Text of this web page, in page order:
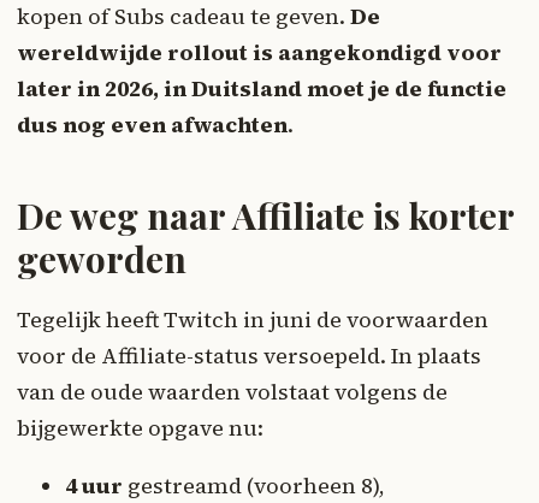
kopen of Subs cadeau te geven. De
wereldwijde rollout is aangekondigd voor
later in 2026, in Duitsland moet je de functie
dus nog even afwachten.
De weg naar Affiliate is korter
geworden
Tegelijk heeft Twitch in juni de voorwaarden
voor de Affiliate-status versoepeld. In plaats
van de oude waarden volstaat volgens de
bijgewerkte opgave nu:
4 uur gestreamd (voorheen 8),